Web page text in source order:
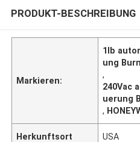
PRODUKT-BESCHREIBUNG
Markieren:
1lb
ung
,
240Vac
uerung
,
Herkunftsort USA